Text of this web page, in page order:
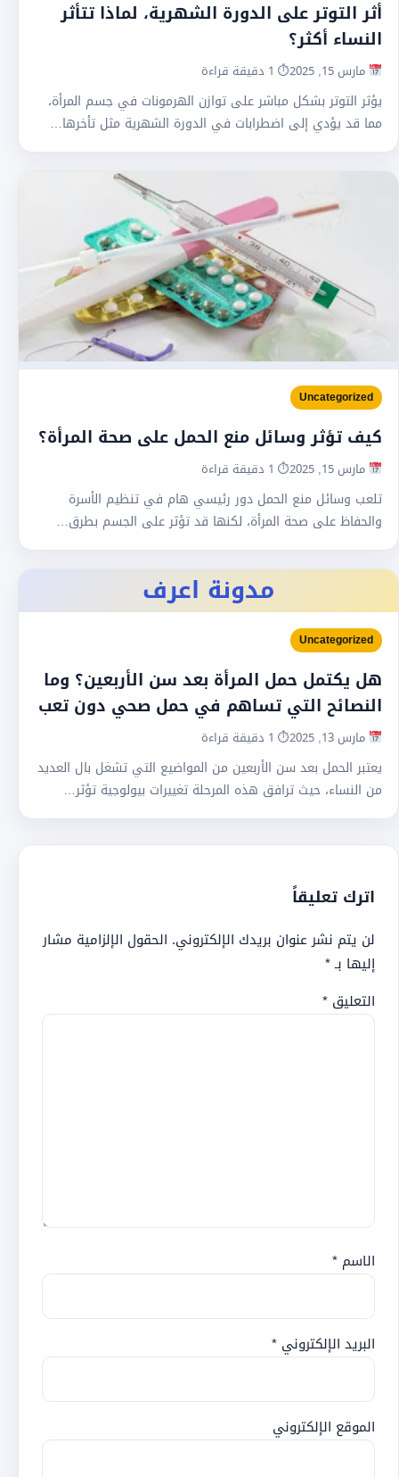
أثر التوتر على الدورة الشهرية، لماذا تتأثر
النساء أكثر؟
مارس 15, 2025 ⏱ 1 دقيقة قراءة
يؤثر التوتر بشكل مباشر على توازن الهرمونات في جسم المرأة،
مما قد يؤدي إلى اضطرابات في الدورة الشهرية مثل تأخرها…
Uncategorized
كيف تؤثر وسائل منع الحمل على صحة المرأة؟
مارس 15, 2025 ⏱ 1 دقيقة قراءة
تلعب وسائل منع الحمل دور رئيسي هام في تنظيم الأسرة
والحفاظ على صحة المرأة، لكنها قد تؤثر على الجسم بطرق…
مدونة اعرف
Uncategorized
هل يكتمل حمل المرأة بعد سن الأربعين؟ وما
النصائح التي تساهم في حمل صحي دون تعب
مارس 13, 2025 ⏱ 1 دقيقة قراءة
يعتبر الحمل بعد سن الأربعين من المواضيع التي تشغل بال العديد
من النساء، حيث ترافق هذه المرحلة تغييرات بيولوجية تؤثر…
اترك تعليقاً
لن يتم نشر عنوان بريدك الإلكتروني. الحقول الإلزامية مشار
إليها بـ*
التعليق *
الاسم *
البريد الإلكتروني *
الموقع الإلكتروني